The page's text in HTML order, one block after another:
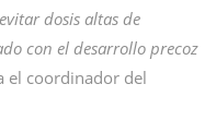
dosis altas de
con el desarrollo precoz
el coordinador del